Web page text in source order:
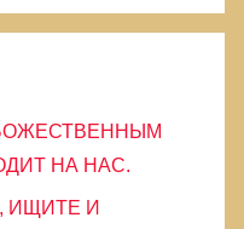
НА НАС.
ИЩИТЕ И